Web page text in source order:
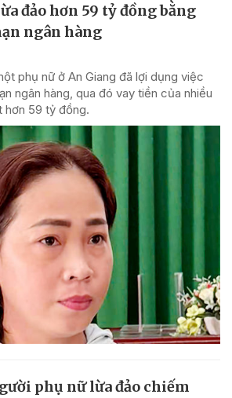
đảo hơn 59 tỷ đồng bằng
ngân hàng
phụ nữ ở An Giang đã lợi dụng việc
ngân hàng, qua đó vay tiền của nhiều
hơn 59 tỷ đồng.
phụ nữ lừa đảo chiếm